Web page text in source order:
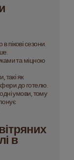
пікові сезони.
та міцною
такі як
до готелю.
умови, тому
в